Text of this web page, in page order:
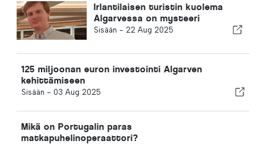
Irlantilaisen turistin kuolema
Algarvessa on mysteeri
Sisään - 22 Aug 2025
125 miljoonan euron investointi Algarven
kehittämiseen
Sisään - 03 Aug 2025
Mikä on Portugalin paras
matkapuhelinoperaattori?